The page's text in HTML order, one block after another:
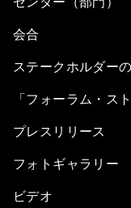
会合
ステークホルダー
「フォーラム・ス
プレスリリース
フォトギャラリー
ビデオ